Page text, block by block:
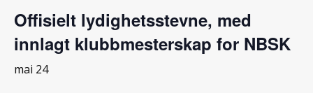
Offisielt lydighetsstevne, med
innlagt klubbmesterskap for NBSK
mai 24